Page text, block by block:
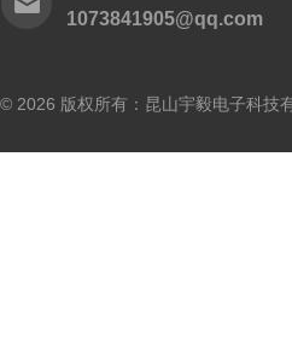
1073841905@qq.com
© 2026 版权所有：昆山宇毅电子科技